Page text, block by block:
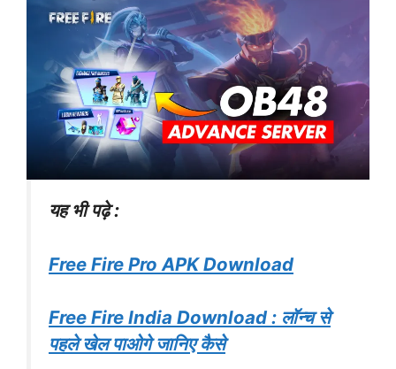
यह भी पढ़े :
Free Fire Pro APK Download
Free Fire India Download : लॉन्च से
पहले खेल पाओगे जानिए कैसे